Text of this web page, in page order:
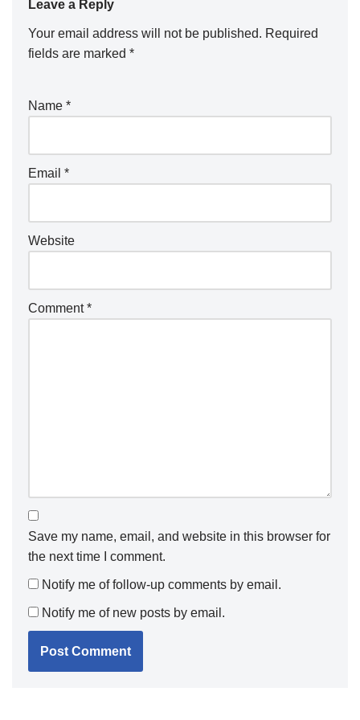
Leave a Reply
Your email address will not be published. Required
fields are marked *
Name *
Email *
Website
Comment*
Save my name, email, and website in this browser for
the next time I comment.
Notify me of follow-up comments by email.
Notify me of new posts by email.